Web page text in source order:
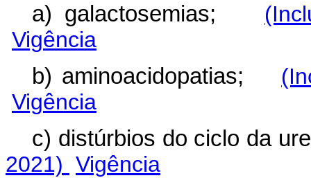
a) galactosemias;
Vigência
b) aminoacidopatias;
Vigência
c) distúrbios do ciclo da
2021) Vigência